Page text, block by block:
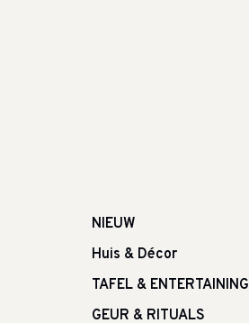
NIEUW
Huis & Décor
TAFEL & ENTERTAINING
GEUR & RITUALS